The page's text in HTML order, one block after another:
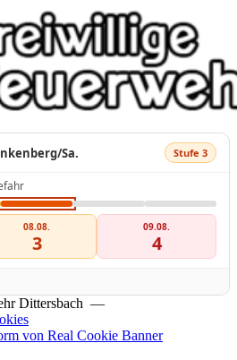
Sa. Stufe 3
08.08.
3
09.08.
4
Dittersbach —
von Real Cookie Banner